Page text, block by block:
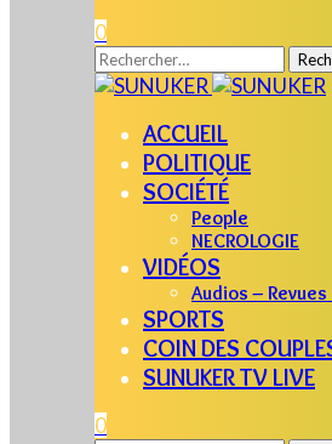
0
Rechercher :
ACCUEIL
POLITIQUE
SOCIÉTÉ
People
NECROLOGIE
VIDÉOS
Audios –
SPORTS
COIN DES
SUNUKER TV LIVE
0